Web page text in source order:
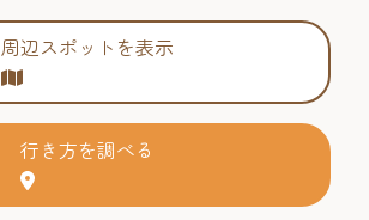
周辺スポットを表示
行き方を調べる